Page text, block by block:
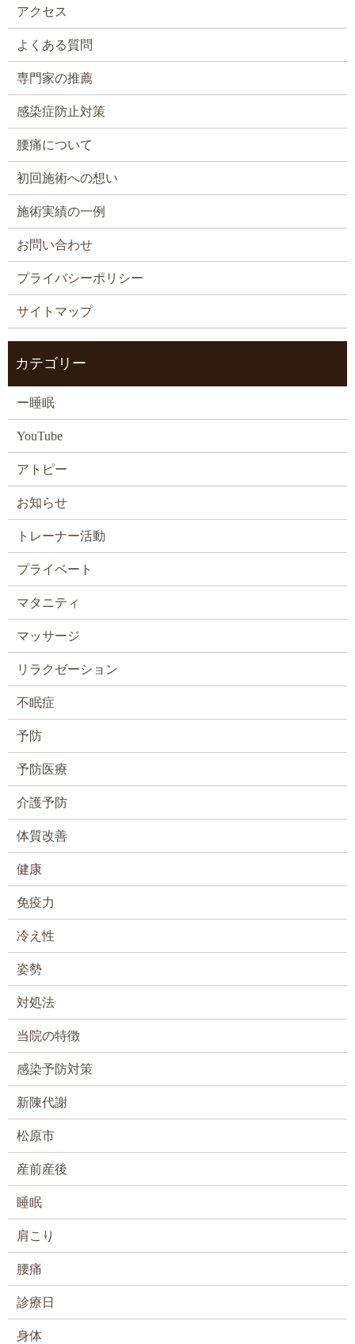
アクセス
よくある質問
専門家の推薦
感染症防止対策
腰痛について
初回施術への想い
施術実績の一例
お問い合わせ
プライバシーポリシー
サイトマップ
カテゴリー
ー睡眠
YouTube
アトピー
お知らせ
トレーナー活動
プライベート
マタニティ
マッサージ
リラクゼーション
不眠症
予防
予防医療
介護予防
体質改善
健康
免疫力
冷え性
姿勢
対処法
当院の特徴
感染予防対策
新陳代謝
松原市
産前産後
睡眠
肩こり
腰痛
診療日
身体